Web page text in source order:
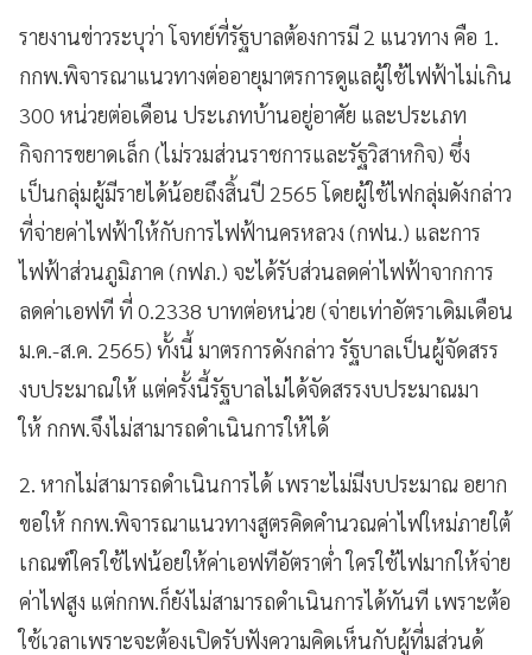
รายงานข่าวระบุว่า โจทย์ที่รัฐบาลต้องการมี 2 แนวทาง คือ 1.
กกพ.พิจารณาแนวทางต่ออายุมาตรการดูแลผู้ใช้ไฟฟ้าไม่เกิน
300 หน่วยต่อเดือน ประเภทบ้านอยู่อาศัย และประเภท
กิจการขยาดเล็ก (ไม่รวมส่วนราชการและรัฐวิสาหกิจ) ซึ่ง
เป็นกลุ่มผู้มีรายได้น้อยถึงสิ้นปี 2565 โดยผู้ใช้ไฟกลุ่มดังกล่าว
ที่จ่ายค่าไฟฟ้าให้กับการไฟฟ้านครหลวง (กฟน.) และการ
ไฟฟ้าส่วนภูมิภาค (กฟภ.) จะได้รับส่วนลดค่าไฟฟ้าจากการ
ลดค่าเอฟที ที่ 0.2338 บาทต่อหน่วย (จ่ายเท่าอัตราเดิมเดือน
ม.ค.-ส.ค. 2565) ทั้งนี้ มาตรการดังกล่าว รัฐบาลเป็นผู้จัดสรร
งบประมาณให้ แต่ครั้งนี้รัฐบาลไม่ได้จัดสรรงบประมาณมา
ให้ กกพ.จึงไม่สามารถดำเนินการให้ได้
2. หากไม่สามารถดำเนินการได้ เพราะไม่มีงบประมาณ อยาก
ขอให้ กกพ.พิจารณาแนวทางสูตรคิดคำนวณค่าไฟใหม่ภายใต้
เกณฑ์ใครใช้ไฟน้อยให้ค่าเอฟทีอัตราต่ำ ใครใช้ไฟมากให้จ่าย
ค่าไฟสูง แต่กกพ.ก็ยังไม่สามารถดำเนินการได้ทันที เพราะต้อ
ใช้เวลาเพราะจะต้องเปิดรับฟังความคิดเห็นกับผู้ที่มส่วนด้